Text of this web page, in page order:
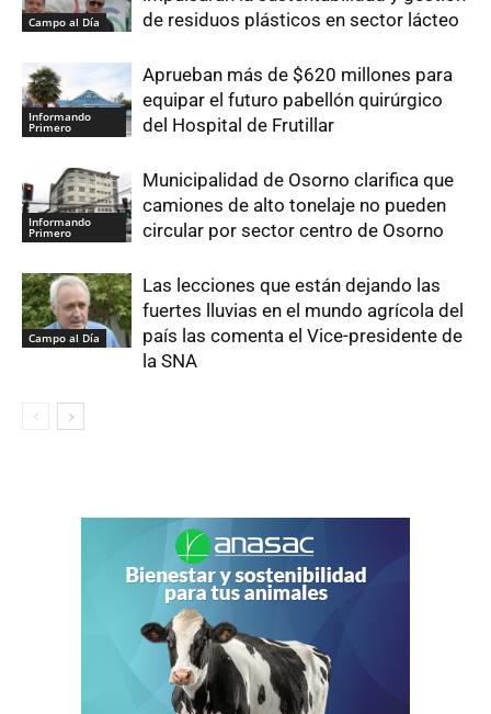
Campo al Día
de residuos plásticos en sector lácteo
Informando
Primero
Aprueban más de $620 millones para
equipar el futuro pabellón quirúrgico
del Hospital de Frutillar
Informando
Primero
Municipalidad de Osorno clarifica que
camiones de alto tonelaje no pueden
circular por sector centro de Osorno
Campo al Día
Las lecciones que están dejando las
fuertes lluvias en el mundo agrícola del
país las comenta el Vice-presidente de
la SNA